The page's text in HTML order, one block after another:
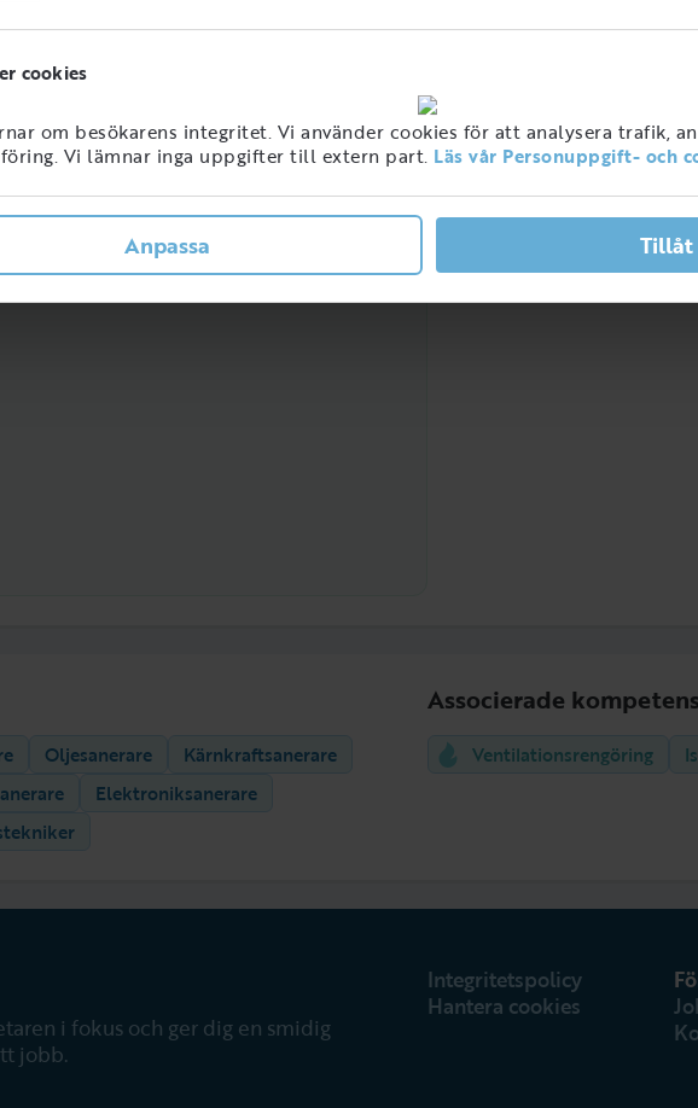
cookies
om besökarens integritet. Vi använder cookies för att analysera trafik,
Vi lämnar inga uppgifter till extern part. Läs vår Personuppgift- och
Anpassa Tillåt
Personer med detta jobb i
Sverige
Låg
Ventilationssanerare
Oljesanerare
Kärnkraftsanerare
Elektroniksanerare
Associerade
Ventilationsrengöring
i fokus och ger dig en smidig
jobb.
Integritetspolicy
Hantera cookies